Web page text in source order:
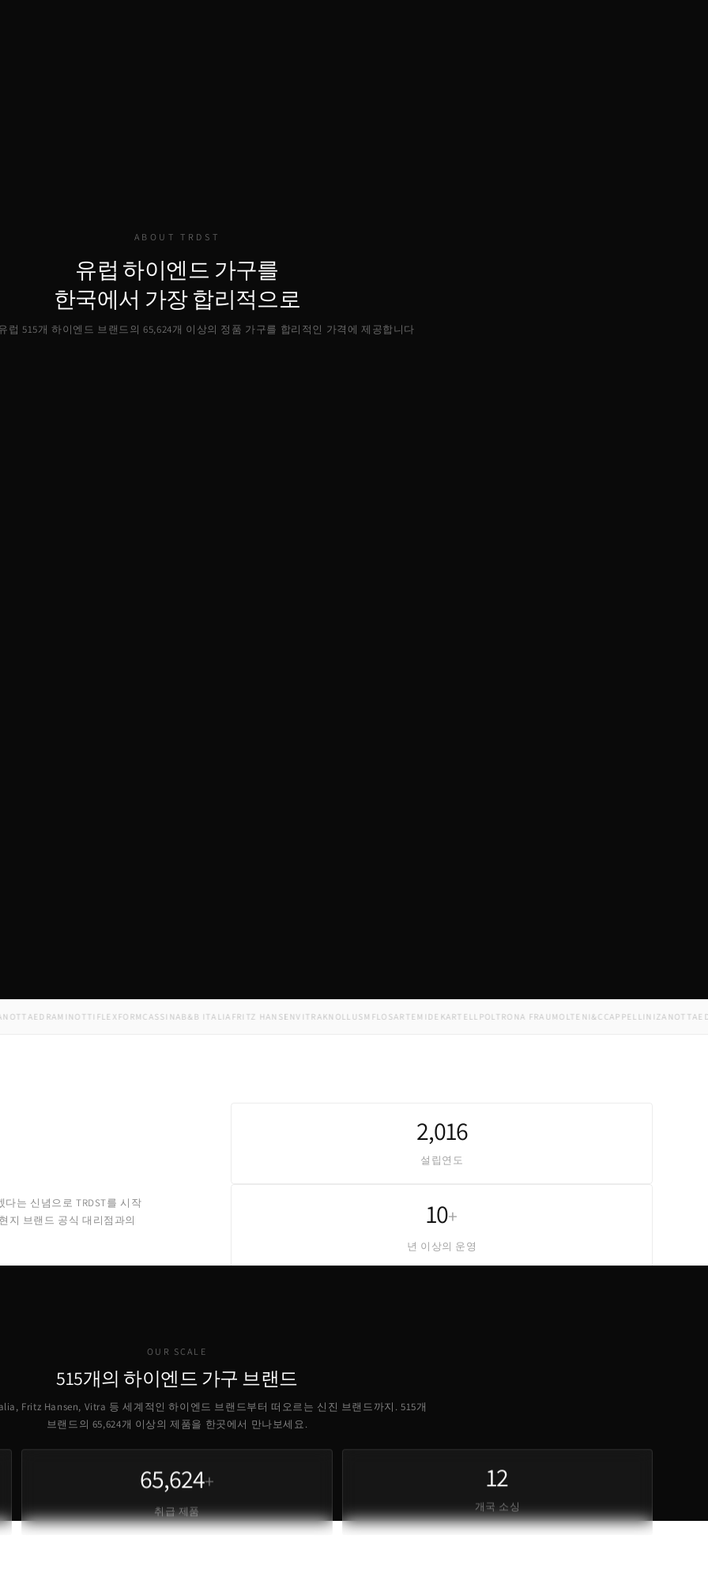
ABOUT TRDST
유럽 하이엔드 가구를
한국에서 가장 합리적으로
럽 515개 하이엔드 브랜드의65,624개 이상의 정품 가구를 합리적인 가격에 제공합니다
EDRAMINOTTIFLEXFORMCASSINAB&B ITALIAFRITZ HANSENVITRAKNOLLUSMFLOS ARTEMIDE KARTELLPOLTRONA FRAU MOLTENI&C CAPPELLINI ZANOTTAEDRA
는 신념으로 TRDST를 시작
지 브랜드 공식 대리점과의
2,016
설립연도
10+
년 이상의 운영
OUR SCALE
515개의 하이엔드 가구 브랜드
Fritz Hansen, Vitra 등 세계적인 하이엔드 브랜드부터 떠오르는 신진 브랜드까지. 515개
브랜드의 65,624개 이상의 제품을 한곳에서 만나보세요.
65,624+
취급 제품
12
개국 소싱